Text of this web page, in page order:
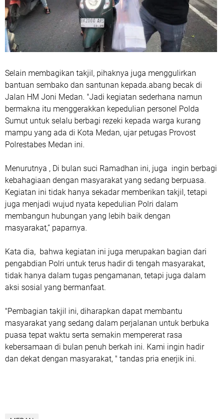
Selain membagikan takjil, pihaknya juga menggulirkan
bantuan sembako dan santunan kepada.abang becak di
Jalan HM Joni Medan. "Jadi kegiatan sederhana namun
bermakna itu menggerakkan kepedulian personel Polda
Sumut untuk selalu berbagi rezeki kepada warga kurang
mampu yang ada di Kota Medan, ujar petugas Provost
Polrestabes Medan ini.
Menurutnya , Di bulan suci Ramadhan ini, juga ingin berbagi
kebahagiaan dengan masyarakat yang sedang berpuasa.
Kegiatan ini tidak hanya sekadar memberikan takjil, tetapi
juga menjadi wujud nyata kepedulian Polri dalam
membangun hubungan yang lebih baik dengan
masyarakat,” paparnya.
Kata dia, bahwa kegiatan ini juga merupakan bagian dari
pengabdian Polri untuk terus hadir di tengah masyarakat,
tidak hanya dalam tugas pengamanan, tetapi juga dalam
aksi sosial yang bermanfaat.
"Pembagian takjil ini, diharapkan dapat membantu
masyarakat yang sedang dalam perjalanan untuk berbuka
puasa tepat waktu serta semakin mempererat rasa
kebersamaan di bulan penuh berkah ini. Kami ingin hadir
dan dekat dengan masyarakat, " tandas pria enerjik ini.